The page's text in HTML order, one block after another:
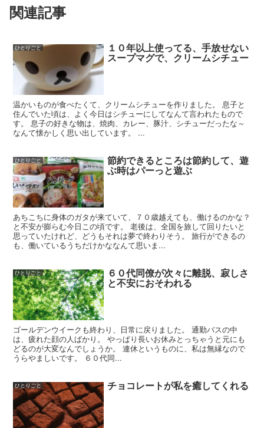
関連記事
ひとりごと １０年以上使ってる、手放せない
スープマグで、クリームシチュー
温かいものが食べたくて、クリームシチューを作りました。 息子と
住んでいた頃は、よく今日はシチューにしてなんて言われたもので
す。 息子の好きな物は、焼肉、カレー、豚汁、シチューだったな～
なんて懐かしく思い出しています。 ...
ひとりごと 節約できるところは節約して、遊
ぶ時はパーっと遊ぶ
あちこちに身体のガタが来ていて、７０歳越えても、働けるのかな？
と不安が膨らむ今日この頃です。 老後は、全国を旅して回りたいと
思っていたけれど、どうもそれは夢で終わりそう。 旅行ができるの
も、働いているうちだけかななんて思いま...
ひとりごと ６０代同僚が次々に離脱、寂しさ
と不安におそわれる
ゴールデンウイークも終わり、日常に戻りました。 通勤バスの中
は、疲れた顔の人ばかり。 やっぱり長いお休みとっちゃうと元にも
どるのが大変なんでしょうか。 連休というものに、私は無縁なので
うらやましいです。 ６０代同...
ひとりごと チョコレートが私を癒してくれる